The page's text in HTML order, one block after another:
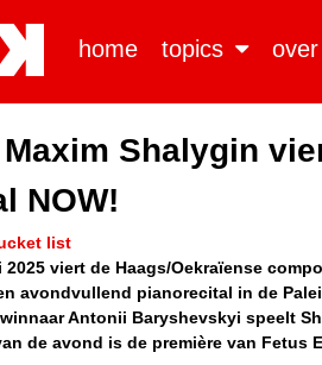
home topics
Shalygin
NOW!
list
2025 viert de Haags/Oekraïense
avondvullend pianorecital in de
Antonii Baryshevskyi speelt
de avond is de première van Fetus